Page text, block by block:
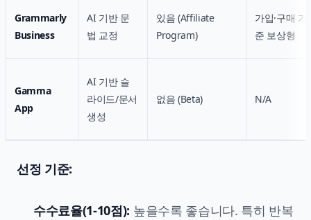
Grammarly
Business
AI 기반 문
법 교정
있음 (Affiliate
Program)
가입·구매 기
준 보상형
Gamma
App
AI 기반 슬
라이드/문서
생성
없음 (Beta) N/A
선정 기준:
수수료율(1-10점): 높을수록 좋습니다. 특히 반복